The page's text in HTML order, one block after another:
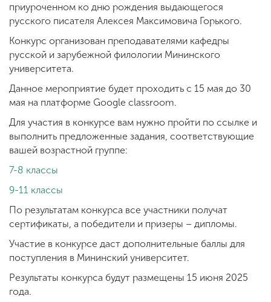
Приемная
комиссия
+7 (831) 262-26-20
приуроченном ко дню рождения выдающегося
русского писателя Алексея Максимовича Горького.
Конкурс организован преподавателями кафедры
русской и зарубежной филологии Мининского
университета.
Данное мероприятие будет проходить с 15 мая до 30
мая на платформе Google classroom.
Для участия в конкурсе вам нужно пройти по ссылке и
выполнить предложенные задания, соответствующие
вашей возрастной группе:
7-8 классы
9-11 классы
По результатам конкурса все участники получат
сертификаты, а победители и призеры – дипломы.
Участие в конкурсе даст дополнительные баллы для
поступления в Мининский университет.
Результаты конкурса будут размещены 15 июня 2025
года.